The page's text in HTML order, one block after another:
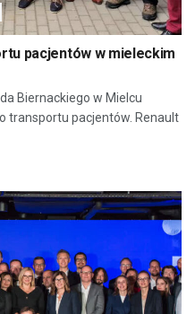
pacjentów w mieleckim
Biernackiego w Mielcu
transportu pacjentów. Renault